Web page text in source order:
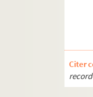
Citer